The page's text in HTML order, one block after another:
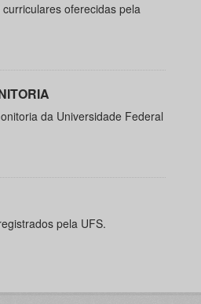
oferecidas pela
da Universidade Federal
pela UFS.